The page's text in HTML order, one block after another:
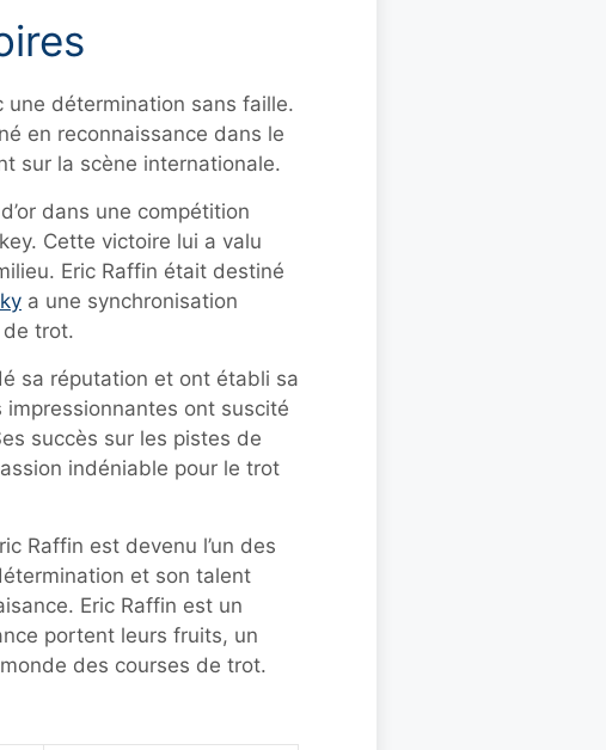
une détermination sans faille.
en reconnaissance dans le
sur la scène internationale.
dans une compétition
Cette victoire lui a valu
Eric Raffin était destiné
a une synchronisation
trot.
sa réputation et ont établi sa
ont suscité
succès sur les pistes de
indéniable pour le trot
Raffin est devenu l’un des
et son talent
Eric Raffin est un
portent leurs fruits, un
des courses de trot.